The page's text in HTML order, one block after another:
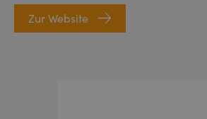
Zur Website